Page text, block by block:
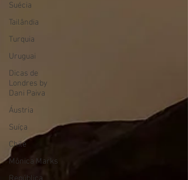
Suécia
Tailândia
Turquia
Uruguai
Dicas de
Londres by
Dani Paiva
Áustria
Suíça
Chile
Mônica Marks